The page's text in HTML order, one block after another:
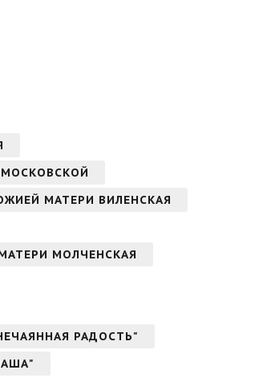
МАТЕРИ ВИЛЕНСКАЯ
МОЛЧЕНСКАЯ
РАДОСТЬ"